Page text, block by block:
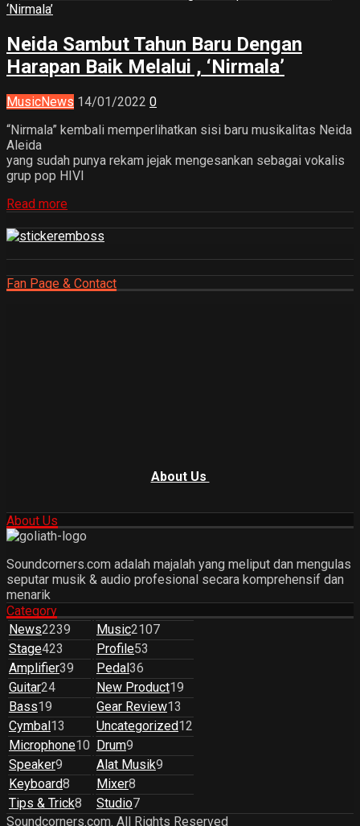
Neida Sambut Tahun Baru Dengan
Harapan Baik Melalui , ‘Nirmala’
MusicNews 14/01/2022 0
“Nirmala” kembali memperlihatkan sisi baru musikalitas Neida
Aleida
yang sudah punya rekam jejak mengesankan sebagai vokalis
grup pop HIVI
Read more
Fan Page & Contact
About Us
About Us
Soundcorners.com adalah majalah yang meliput dan mengulas
seputar musik & audio profesional secara komprehensif dan
menarik
Category
News2239 Music2107
Stage423 Profile53
Amplifier39 Pedal36
Guitar24 New Product19
Bass19 Gear Review13
Cymbal13 Uncategorized12
Microphone10 Drum9
Speaker9 Alat Musik9
Keyboard8 Mixer8
Tips & Trick8 Studio7
Soundcorners.com. All Rights Reserved